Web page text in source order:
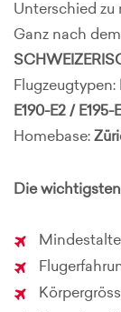
Unterschied zu
Ganz nach
Flugzeugtypen:
E190-E2 / E195-
Homebase:
Die